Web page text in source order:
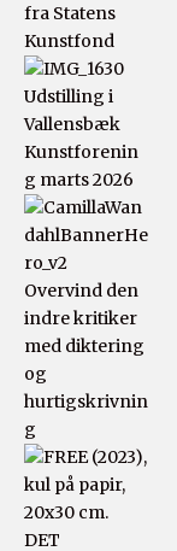
fra Statens
Kunstfond
Udstilling i
Vallensbæk
Kunstforenin
g marts 2026
Overvind den
indre kritiker
med diktering
og
hurtigskrivnin
g
DET